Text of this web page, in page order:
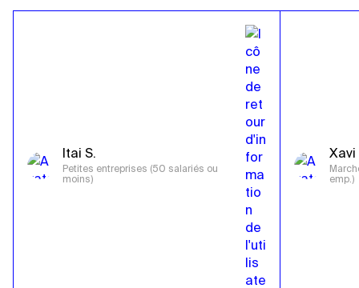
Itai S.
Petites entreprises (50 salariés ou
moins)
Xavi
emp.)